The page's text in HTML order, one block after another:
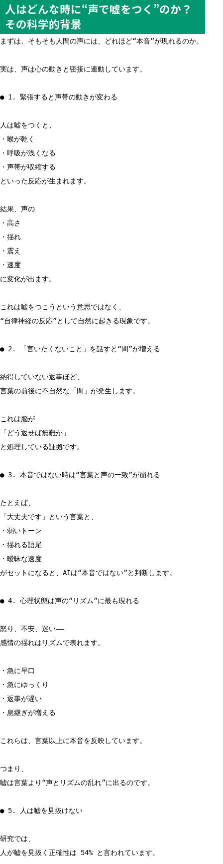
人はどんな時に“声で嘘をつく”のか？
その科学的背景
まずは、そもそも人間の声には、どれほど“本音”が現れるのか。
実は、声は心の動きと密接に連動しています。
● 1. 緊張すると声帯の動きが変わる
人は嘘をつくと、
・喉が乾く
・呼吸が浅くなる
・声帯が収縮する
といった反応が生まれます。
結果、声の
・高さ
・揺れ
・震え
・速度
に変化が出ます。
これは嘘をつこうという意思ではなく、
“自律神経の反応”として自然に起きる現象です。
● 2. 「言いたくないこと」を話すと“間”が増える
納得していない返事ほど、
言葉の前後に不自然な「間」が発生します。
これは脳が
「どう返せば無難か」
と処理している証拠です。
● 3. 本音ではない時は“言葉と声の一致”が崩れる
たとえば、
「大丈夫です」という言葉と、
・弱いトーン
・揺れる語尾
・曖昧な速度
がセットになると、AIは“本音ではない”と判断します。
● 4. 心理状態は声の“リズム”に最も現れる
怒り、不安、迷い――
感情の揺れはリズムで表れます。
・急に早口
・急にゆっくり
・返事が遅い
・息継ぎが増える
これらは、言葉以上に本音を反映しています。
つまり、
嘘は言葉より“声とリズムの乱れ”に出るのです。
● 5. 人は嘘を見抜けない
研究では、
人が嘘を見抜く正確性は 54% と言われています。